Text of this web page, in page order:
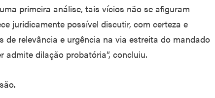
primeira análise, tais vícios não se afiguram
juridicamente possível discutir, com certeza e
de relevância e urgência na via estreita do mandado
admite dilação probatória”, concluiu.